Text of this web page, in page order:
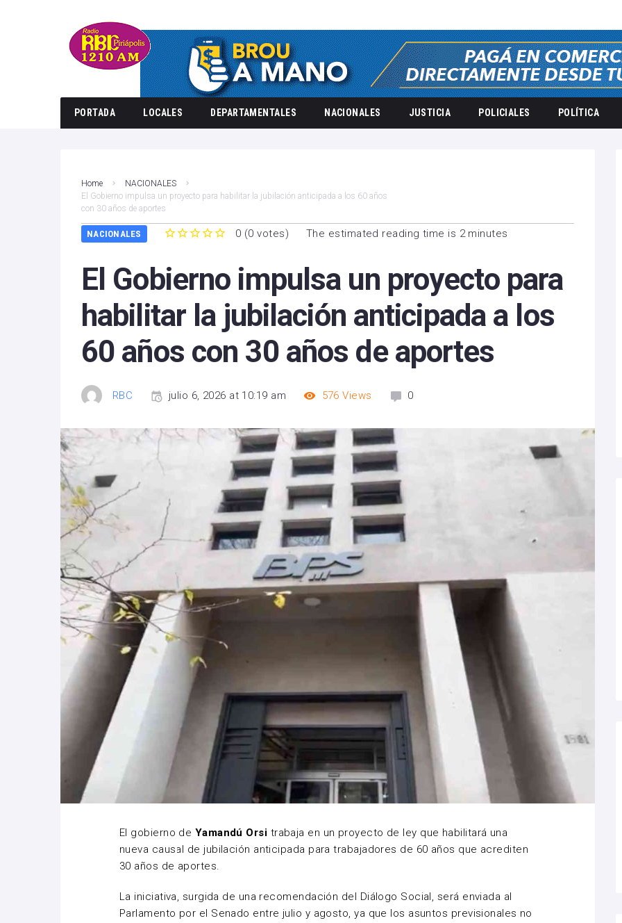
PORTADA LOCALES DEPARTAMENTALES NACIONALES JUSTICIA POLICIALES POLÍTICA
Home
NACIONALES
El Gobierno impulsa un proyecto para habilitar la jubilación anticipada a los 60 años
con 30 años de aportes
NACIONALES 0 (0 votes) The estimated reading time is 2 minutes
El Gobierno impulsa un proyecto para
habilitar la jubilación anticipada a los
60 años con 30 años de aportes
RBC julio 6, 2026 at 10:19 am 576 Views 0
El gobierno de Yamandú Orsi trabaja en un proyecto de ley que habilitará una
nueva causal de jubilación anticipada para trabajadores de 60 años que acrediten
30 años de aportes.
La iniciativa, surgida de una recomendación del Diálogo Social, será enviada al
Parlamento por el Senado entre julio y agosto, ya que los asuntos previsionales no